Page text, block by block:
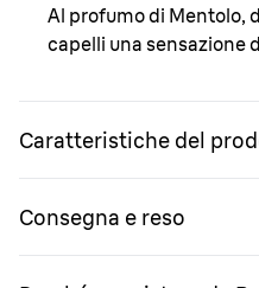
Al profumo di Mentolo,
capelli una sensazione
Caratteristiche del
Consegna e reso